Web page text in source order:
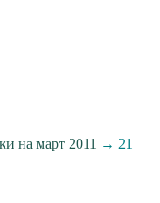
на март 2011 → 21